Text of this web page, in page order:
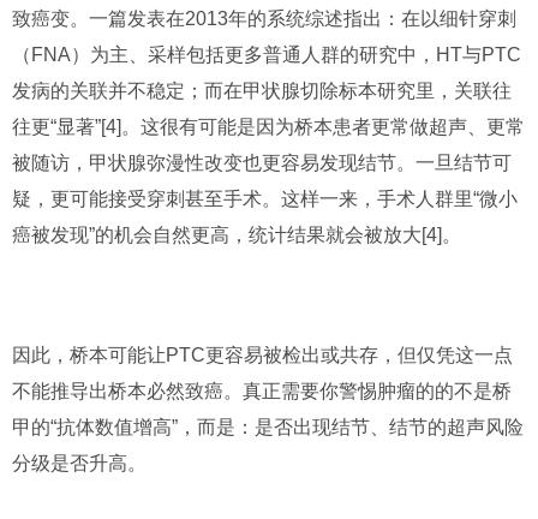
致癌变。一篇发表在2013年的系统综述指出：在以细针穿刺
（FNA）为主、采样包括更多普通人群的研究中，HT与PTC
发病的关联并不稳定；而在甲状腺切除标本研究里，关联往
往更“显著”[4]。这很有可能是因为桥本患者更常做超声、更常
被随访，甲状腺弥漫性改变也更容易发现结节。一旦结节可
疑，更可能接受穿刺甚至手术。这样一来，手术人群里“微小
癌被发现”的机会自然更高，统计结果就会被放大[4]。
因此，桥本可能让PTC更容易被检出或共存，但仅凭这一点
不能推导出桥本必然致癌。真正需要你警惕肿瘤的的不是桥
甲的“抗体数值增高”，而是：是否出现结节、结节的超声风险
分级是否升高。